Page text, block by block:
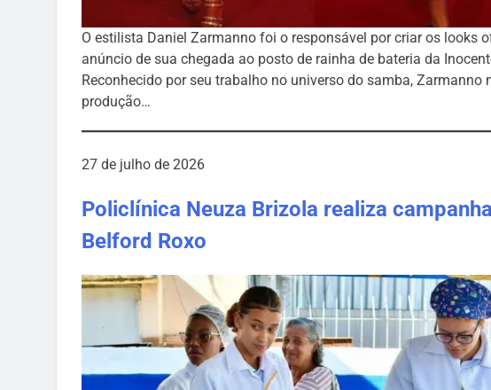
O estilista Daniel Zarmanno foi o responsável por criar os looks
anúncio de sua chegada ao posto de rainha de bateria da
Reconhecido por seu trabalho no universo do samba,
produção…
27 de julho de 2026
Policlínica Neuza Brizola realiza
Belford Roxo